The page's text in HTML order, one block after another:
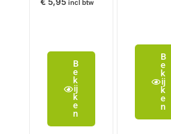
incl btw
B
e
k
ij
k
e
n
B
e
k
ij
k
e
n